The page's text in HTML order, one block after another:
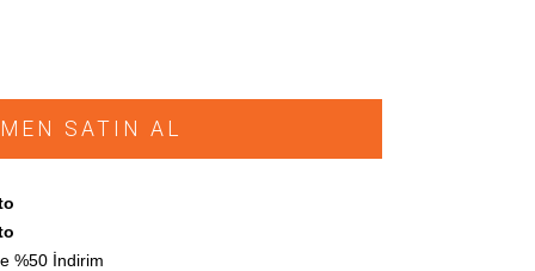
SATIN AL
%50 İndirim